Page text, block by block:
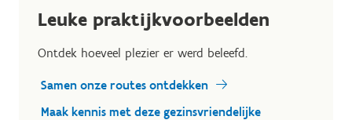
Leuke praktijkvoorbeelden
Ontdek hoeveel plezier er werd beleefd.
Samen onze routes ontdekken
Maak kennis met deze gezinsvriendelijke